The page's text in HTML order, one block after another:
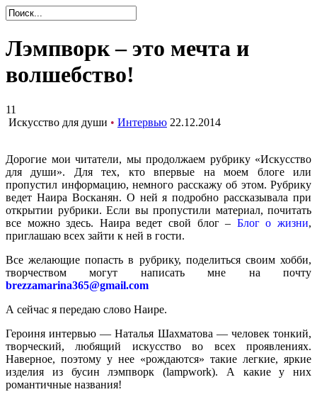
Лэмпворк – это мечта и
волшебство!
11
Искусство для души • Интервью 22.12.2014
Дорогие мои читатели, мы продолжаем рубрику «Искусство
для души». Для тех, кто впервые на моем блоге или
пропустил информацию, немного расскажу об этом. Рубрику
ведет Наира Восканян. О ней я подробно рассказывала при
открытии рубрики. Если вы пропустили материал, почитать
все можноздесь. Наира ведет свой блог – Блог о жизни,
приглашаю всех зайти к ней в гости.
Все желающие попасть в рубрику, поделиться своим хобби,
творчеством могут написать мне на почту
brezzamarina365@gmail.com
А сейчас я передаю слово Наире.
Героиня интервью — Наталья Шахматова — человек тонкий,
творческий, любящий искусство во всех проявлениях.
Наверное, поэтому у нее «рождаются» такие легкие, яркие
изделия из бусин лэмпворк (lampwork). А какие у них
романтичные названия!